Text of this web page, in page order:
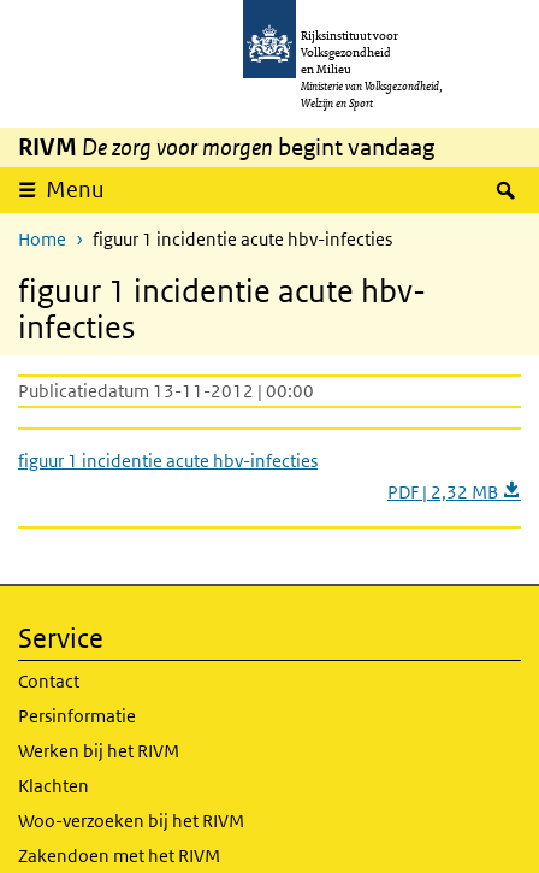
Overslaan en naar de inhoud gaan
Rijksinstituut voor
Volksgezondheid
en Milieu
Ministerie van Volksgezondheid,
Welzijn en Sport
RIVM De zorg voor morgen begint vandaag
Menu
Home figuur 1 incidentie acute hbv-infecties
figuur 1 incidentie acute hbv-
infecties
Publicatiedatum 13-11-2012 | 00:00
figuur 1 incidentie acute hbv-infecties
PDF | 2,32 MB
Service
Contact
Persinformatie
Werken bij het RIVM
Klachten
Woo-verzoeken bij het RIVM
Zakendoen met het RIVM